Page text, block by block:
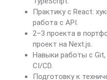
Практику с React:
работа с API.
2–3 проекта в
проект на Next.js.
Навыки работы с
CI/CD.
Подготовку к